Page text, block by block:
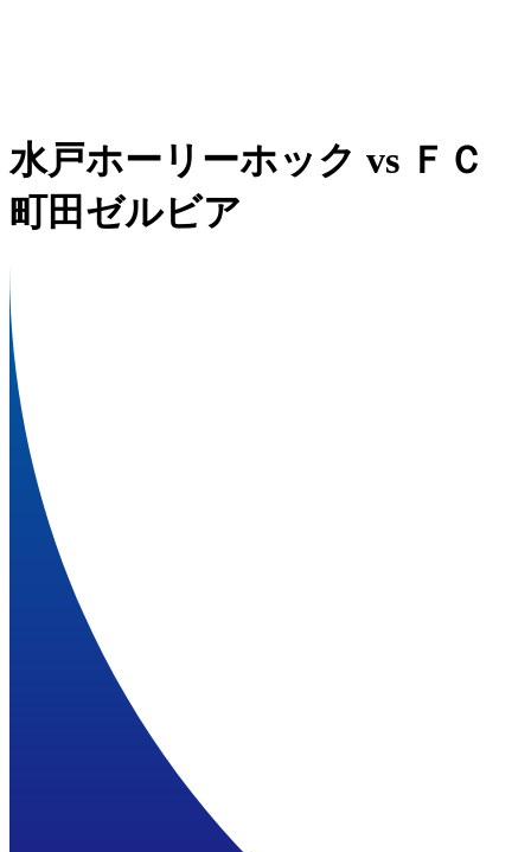
水戸ホーリーホック vs ＦＣ
町田ゼルビア